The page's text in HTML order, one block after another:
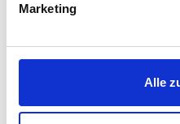
Marketing
Alle
30.07.2026
New standard in
First train completed